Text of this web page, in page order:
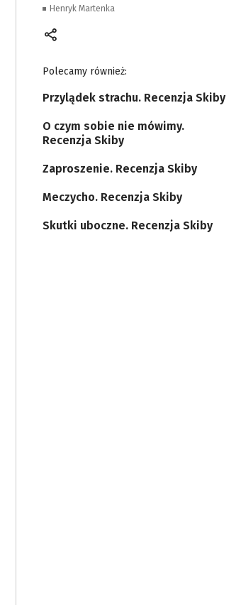
Henryk Martenka
Polecamy również:
Przylądek strachu. Recenzja Skiby
O czym sobie nie mówimy.
Recenzja Skiby
Zaproszenie. Recenzja Skiby
Meczycho. Recenzja Skiby
Skutki uboczne. Recenzja Skiby